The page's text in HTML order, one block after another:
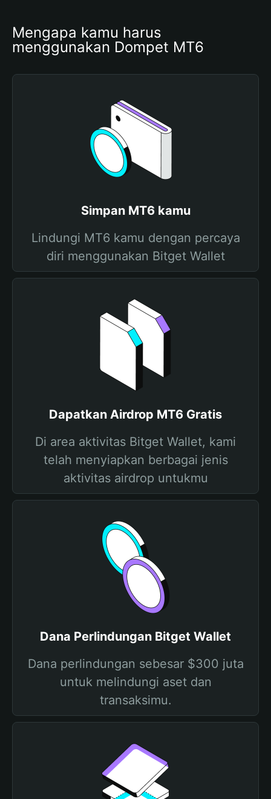
Mengapa kamu harus
menggunakan Dompet MT6
Simpan MT6 kamu
Lindungi MT6 kamu dengan percaya
diri menggunakan Bitget Wallet
Dapatkan Airdrop MT6 Gratis
Di area aktivitas Bitget Wallet, kami
telah menyiapkan berbagai jenis
aktivitas airdrop untukmu
Dana Perlindungan Bitget Wallet
Dana perlindungan sebesar $300 juta
untuk melindungi aset dan
transaksimu.